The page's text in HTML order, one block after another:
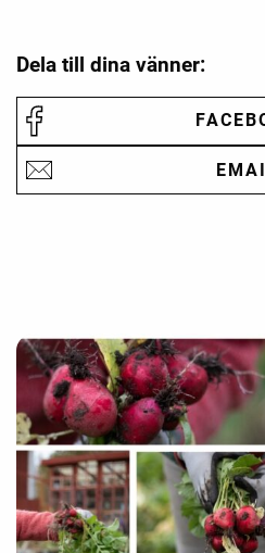
Dela till dina vänner: